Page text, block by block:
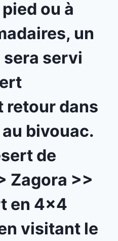
ou à
un
servi
retour dans
au bivouac.
de
Zagora >>
en 4×4
visitant le